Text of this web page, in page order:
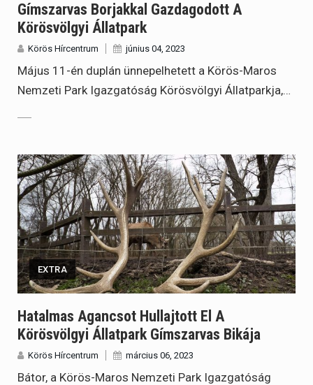
Gímszarvas Borjakkal Gazdagodott A
Körösvölgyi Állatpark
Körös Hírcentrum június 04, 2023
Május 11-én duplán ünnepelhetett a Körös-Maros
Nemzeti Park Igazgatóság Körösvölgyi Állatparkja,…
EXTRA
Hatalmas Agancsot Hullajtott El A
Körösvölgyi Állatpark Gímszarvas Bikája
Körös Hírcentrum március 06, 2023
Bátor, a Körös-Maros Nemzeti Park Igazgatóság